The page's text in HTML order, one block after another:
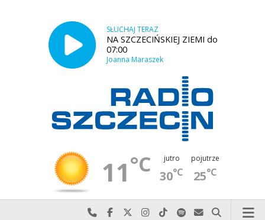
SŁUCHAJ TERAZ
NA SZCZECIŃSKIEJ ZIEMI do
07:00
Joanna Maraszek
11°C jutro
30°C
pojutrze
25°C
Najlepiej po prostu do nas zadzwoń
Odwiedź nas na Facebook-u
Odwiedź nas na X
Odwiedź nas na Instagram-ie
Odwiedź nas na TikTok-u
Szukaj nas na Spotify
Wyślij do nas
Szukaj